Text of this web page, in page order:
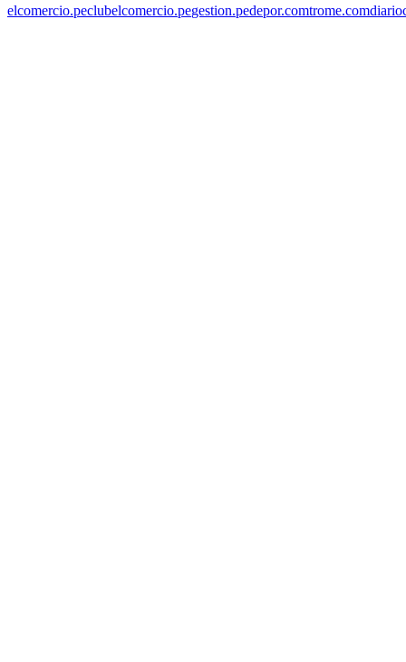
elcomercio.peclubelcomercio.pegestion.pedepor.comtrome.com